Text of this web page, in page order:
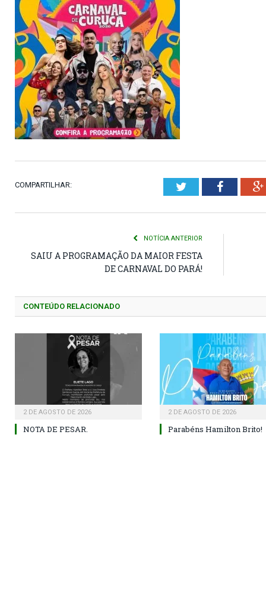
COMPARTILHAR: Twitter
NOTÍCIA ANTERIOR
SAIU A PROGRAMAÇÃO DA MAIOR FESTA
DE CARNAVAL DO PARÁ!
CONTEÚDO RELACIONADO
2 DE AGOSTO DE 2026
NOTA DE PESAR.
2 DE AGOSTO DE 2026
Parabéns Hamilton Brito!